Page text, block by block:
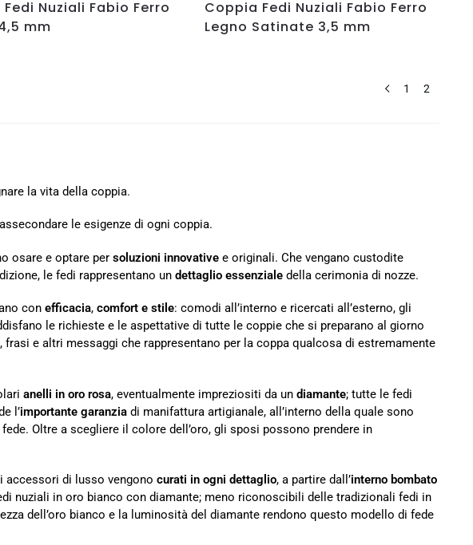
Nuziali Fabio Ferro
mm
Coppia Fedi Nuziali Fabio Ferro
Legno Satinate 3,5 mm
1 2
la vita della coppia.
le esigenze di ogni coppia.
osare e optare per soluzioni innovativee originali. Che vengano custodite
le fedi rappresentano un dettaglio essenzialedella cerimonia di nozze.
con efficacia, comfort e stile: comodi all’interno e ricercati all’esterno, gli
le richieste e le aspettative di tutte le coppie che si preparano al giorno
frasi e altri messaggi che rappresentano per la coppa qualcosa di estremamente
anelli in oro rosa, eventualmente impreziositi da un diamante; tutte le fedi
l’importante garanziadi manifattura artigianale, all’interno della quale sono
Oltre a scegliere il colore dell’oro, gli sposi possono prendere in
accessori di lusso vengono curati in ogni dettaglio, a partire dall’interno bombato
nuziali in oro bianco con diamante; meno riconoscibili delle tradizionali fedi in
dell’oro bianco e la luminosità del diamante rendono questo modello di fede